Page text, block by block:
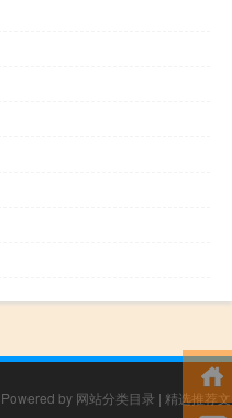
by 网站分类目录 | 精选推荐文